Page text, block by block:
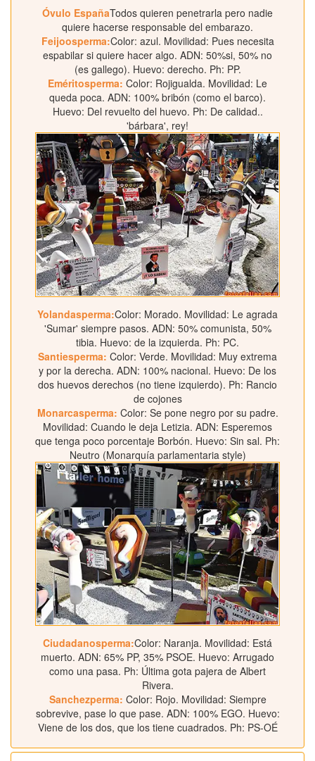
Óvulo EspañaTodos quieren penetrarla pero nadie
quiere hacerse responsable del embarazo.
Feijoosperma:Color: azul. Movilidad: Pues necesita
espabilar si quiere hacer algo. ADN: 50%si, 50% no
(es gallego). Huevo: derecho. Ph: PP.
Eméritosperma: Color: Rojigualda. Movilidad: Le
queda poca. ADN: 100% bribón (como el barco).
Huevo: Del revuelto del huevo. Ph: De calidad..
'bárbara', rey!
Yolandasperma:Color: Morado. Movilidad: Le agrada
'Sumar' siempre pasos. ADN: 50% comunista, 50%
tibia. Huevo: de la izquierda. Ph: PC.
Santiesperma: Color: Verde. Movilidad: Muy extrema
y por la derecha. ADN: 100% nacional. Huevo: De los
dos huevos derechos (no tiene izquierdo). Ph: Rancio
de cojones
Monarcasperma: Color: Se pone negro por su padre.
Movilidad: Cuando le deja Letizia. ADN: Esperemos
que tenga poco porcentaje Borbón. Huevo: Sin sal. Ph:
Neutro (Monarquía parlamentaria style)
Ciudadanosperma:Color: Naranja. Movilidad: Está
muerto. ADN: 65% PP, 35% PSOE. Huevo: Arrugado
como una pasa. Ph: Última gota pajera de Albert
Rivera.
Sanchezperma: Color: Rojo. Movilidad: Siempre
sobrevive, pase lo que pase. ADN: 100% EGO. Huevo:
Viene de los dos, que los tiene cuadrados. Ph: PS-OÉ